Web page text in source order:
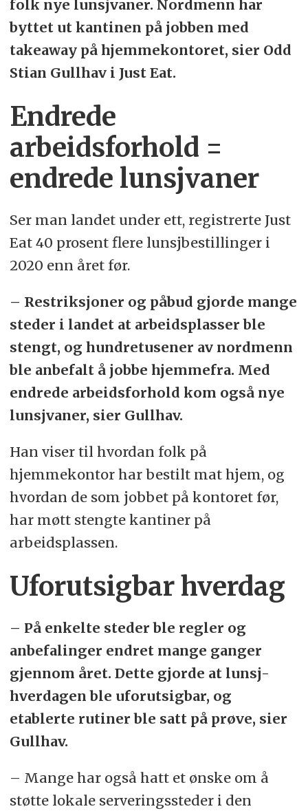
folk nye lunsjvaner. Nordmenn har
byttet ut kantinen på jobben med
takeaway på hjemmekontoret, sier Odd
Stian Gullhav i Just Eat.
Endrede
arbeidsforhold =
endrede lunsjvaner
Ser man landet under ett, registrerte Just
Eat 40 prosent flere lunsjbestillinger i
2020 enn året før.
– Restriksjoner og påbud gjorde mange
steder i landet at arbeidsplasser ble
stengt, og hundretusener av nordmenn
ble anbefalt å jobbe hjemmefra. Med
endrede arbeidsforhold kom også nye
lunsjvaner, sier Gullhav.
Han viser til hvordan folk på
hjemmekontor har bestilt mat hjem, og
hvordan de som jobbet på kontoret før,
har møtt stengte kantiner på
arbeidsplassen.
Uforutsigbar hverdag
­– På enkelte steder ble regler og
anbefalinger endret mange ganger
gjennom året. Dette gjorde at lunsj-
hverdagen ble uforutsigbar, og
etablerte rutiner ble satt på prøve, sier
Gullhav.
– Mange har også hatt et ønske om å
støtte lokale serveringssteder i den